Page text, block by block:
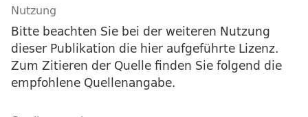
Nutzung
Bitte beachten Sie bei der weiteren Nutzung
dieser Publikation die hier aufgeführte Lizenz.
Zum Zitieren der Quelle finden Sie folgend die
empfohlene Quellenangabe.